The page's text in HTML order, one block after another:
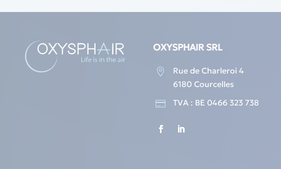
OXYSPHAIR SRL

Rue de Charleroi 4
6180 Courcelles

TVA : BE 0466 323 738